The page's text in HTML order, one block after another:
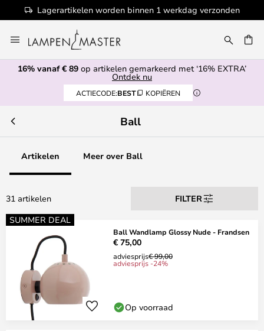
Lagerartikelen worden binnen 1 werkdag verzonden
naar
de
inhoud
16% vanaf € 89 op artikelen gemarkeerd met ‘16% EXTRA’
Ontdek nu
ACTIECODE:BEST KOPIËREN
Ball
Artikelen Meer over Ball
31 artikelen
FILTER
SUMMER DEAL
Ball Wandlamp Glossy Nude - Frandsen
€ 75,00
adviesprijs€ 99,00
adviesprijs -24%
Op voorraad